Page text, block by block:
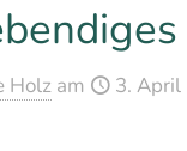
Holz am 3.